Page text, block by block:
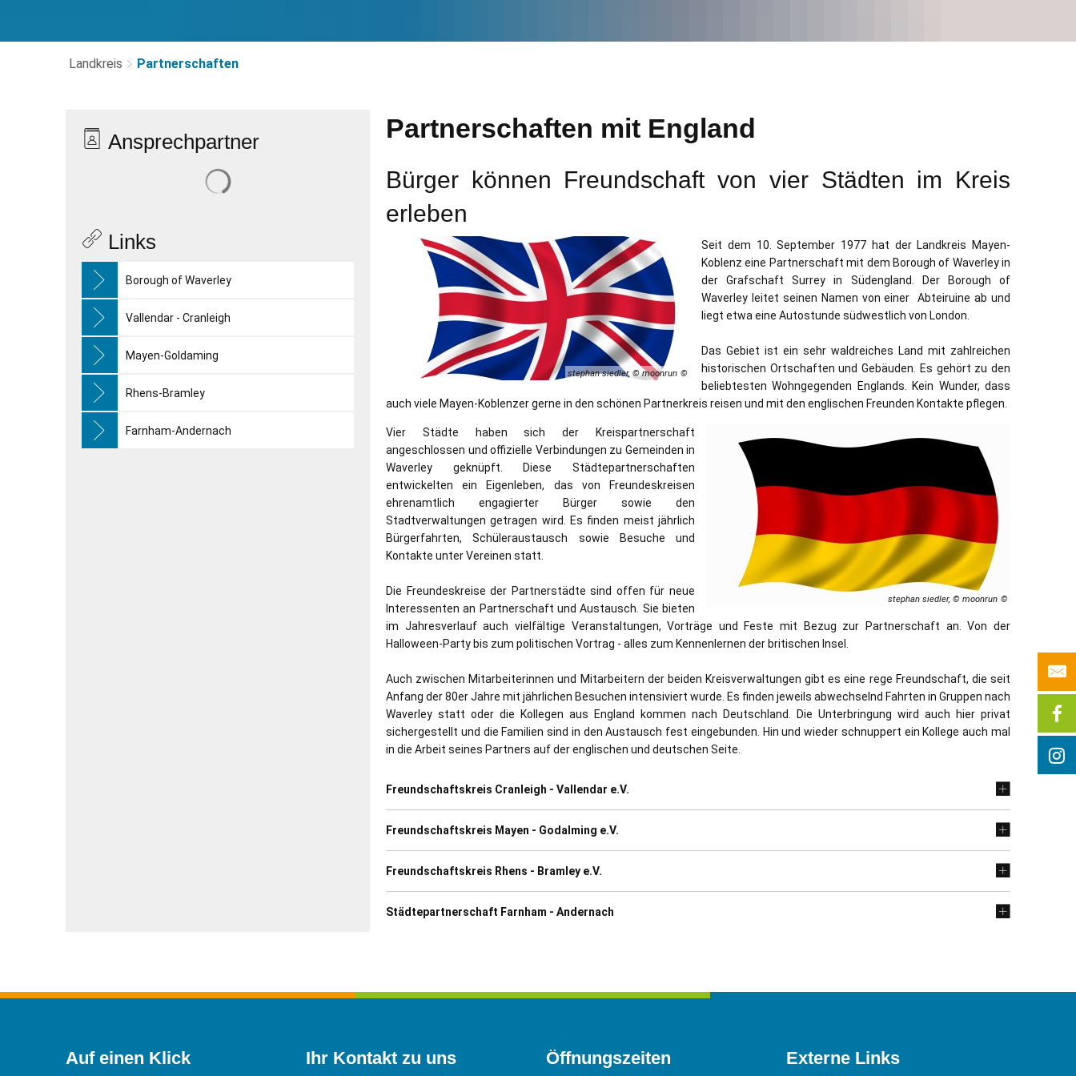
Landkreis Partnerschaften
Partnerschaften Partnerschaften mit England
Bürger können Freundschaft von vier Städten im Kreis
erleben
stephan siedler, © moonrun
Seit dem 10. September 1977 hat der Landkreis Mayen-
Koblenz eine Partnerschaft mit dem Borough of Waverley in
der Grafschaft Surrey in Südengland. Der Borough of
Waverley leitet seinen Namen von einer Abteiruine ab und
liegt etwa eine Autostunde südwestlich von London.
Das Gebiet ist ein sehr waldreiches Land mit zahlreichen
historischen Ortschaften und Gebäuden. Es gehört zu den
beliebtesten Wohngegenden Englands. Kein Wunder, dass
auch viele Mayen-Koblenzer gerne in den schönen Partnerkreis reisen und mit den englischen Freunden Kontakte pflegen.
stephan siedler, © moonrun
Vier Städte haben sich der Kreispartnerschaft
angeschlossen und offizielle Verbindungen zu Gemeinden in
Waverley geknüpft. Diese Städtepartnerschaften
entwickelten ein Eigenleben, das von Freundeskreisen
ehrenamtlich engagierter Bürger sowie den
Stadtverwaltungen getragen wird. Es finden meist jährlich
Bürgerfahrten, Schüleraustausch sowie Besuche und
Kontakte unter Vereinen statt.
Die Freundeskreise der Partnerstädte sind offen für neue
Interessenten an Partnerschaft und Austausch. Sie bieten
im Jahresverlauf auch vielfältige Veranstaltungen, Vorträge und Feste mit Bezug zur Partnerschaft an. Von der
Halloween-Party bis zum politischen Vortrag - alles zum Kennenlernen der britischen Insel.
Auch zwischen Mitarbeiterinnen und Mitarbeitern der beiden Kreisverwaltungen gibt es eine rege Freundschaft, die seit
Anfang der 80er Jahre mit jährlichen Besuchen intensiviert wurde. Es finden jeweils abwechselnd Fahrten in Gruppen nach
Waverley statt oder die Kollegen aus England kommen nach Deutschland. Die Unterbringung wird auch hier privat
sichergestellt und die Familien sind in den Austausch fest eingebunden. Hin und wieder schnuppert ein Kollege auch mal
in die Arbeit seines Partners auf der englischen und deutschen Seite.
Freundschaftskreis Cranleigh - Vallendar e.V.
Freundschaftskreis Mayen - Godalming e.V.
Freundschaftskreis Rhens - Bramley e.V.
Städtepartnerschaft Farnham - Andernach
Ansprechpartner
Suchergebnisse werden geladen
Links
Borough of Waverley
Vallendar - Cranleigh
Mayen-Goldaming
Rhens-Bramley
Farnham-Andernach
Auf einen Klick Ihr Kontakt zu uns Öffnungszeiten Externe Links